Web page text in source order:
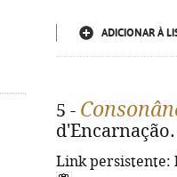
ADICIONAR À
5 -
Link persistente: